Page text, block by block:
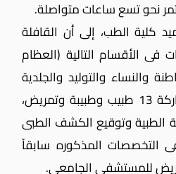
نحو تسع ساعات متواصلة.
كلية الطب، إلى أن القافلة
7 تخصصات فى الأقسام التالية (العظام
والنساء والتوليد والجلدية
والجراحة) من خلال مشاركة 13 طبيب وطبيبة وتمريض،
الطبية وتوقيع الكشف الطبى
مريض فى التخصصات المذكوره سابقاً